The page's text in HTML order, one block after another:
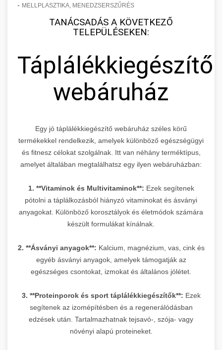
- MELLPLASZTIKA, MENEDZSERSZŰRÉS
TANÁCSADÁS A KÖVETKEZŐ
TELEPÜLÉSEKEN:
Táplálékkiegészítő
webáruház
Egy jó táplálékkiegészítő webáruház széles körű
termékekkel rendelkezik, amelyek különböző egészségügyi
és fitnesz célokat szolgálnak. Itt van néhány terméktípus,
amelyet általában megtalálhatsz egy ilyen webáruházban:
1. **Vitaminok és Multivitaminok**: Ezek segítenek
pótolni a táplálkozásból hiányzó vitaminokat és ásványi
anyagokat. Különböző korosztályok és életmódok számára
készült formulákat kínálnak.
2. **Ásványi anyagok**: Kalcium, magnézium, vas, cink és
egyéb ásványi anyagok, amelyek támogatják az
egészséges csontokat, izmokat és általános jólétet.
3. **Proteinporok és sport táplálékkiegészítők**: Ezek
segítenek az izomépítésben és a regenerálódásban
edzések után. Tartalmazhatnak tejsavó-, szója- vagy
növényi alapú proteineket.